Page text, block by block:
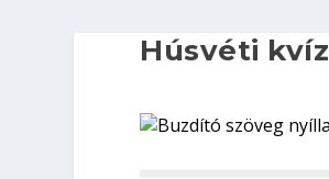
Húsvéti kvíz